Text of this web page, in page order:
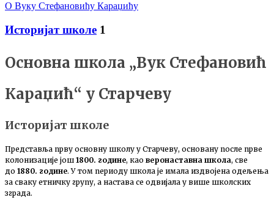
О Вуку Стефановићу Караџићу
Историјат школе 1
Основна школа „Вук Стефановић
Караџић“ у Старчеву
Историјат школе
Представља прву основну школу у Старчеву, основану после прве
колонизације још 1800. године, као веронаставна школа, све
до 1880. године. У том периоду школа је имала издвојена одељења
за сваку етничку групу, а настава се одвијала у више школских
зграда.